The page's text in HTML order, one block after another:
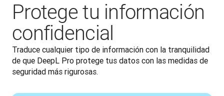
Protege tu información
confidencial
Traduce cualquier tipo de información con la tranquilidad
de que DeepL Pro protege tus datos con las medidas de
seguridad más rigurosas.